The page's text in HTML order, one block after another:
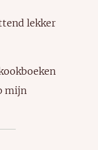
lekker
mijn